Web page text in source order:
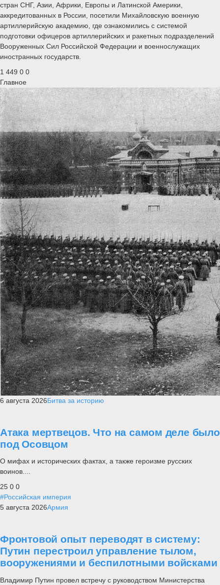
стран СНГ, Азии, Африки, Европы и Латинской Америки,
аккредитованных в России, посетили Михайловскую военную
артиллерийскую академию, где ознакомились с системой
подготовки офицеров артиллерийских и ракетных подразделений
Вооруженных Сил Российской Федерации и военнослужащих
иностранных государств.
1 449 0 0
Главное
6 августа 2026Битва за историю
Атака мертвецов. Что на самом деле было
под Осовцом
О мифах и исторических фактах, а также героизме русских
воинов....
25 0 0
#Российская империя
5 августа 2026Армия
Фронтовой опыт переводят в систему:
Путин перестроил управление тылом,
вооружениями и беспилотными войсками
Владимир Путин провел встречу с руководством Министерства